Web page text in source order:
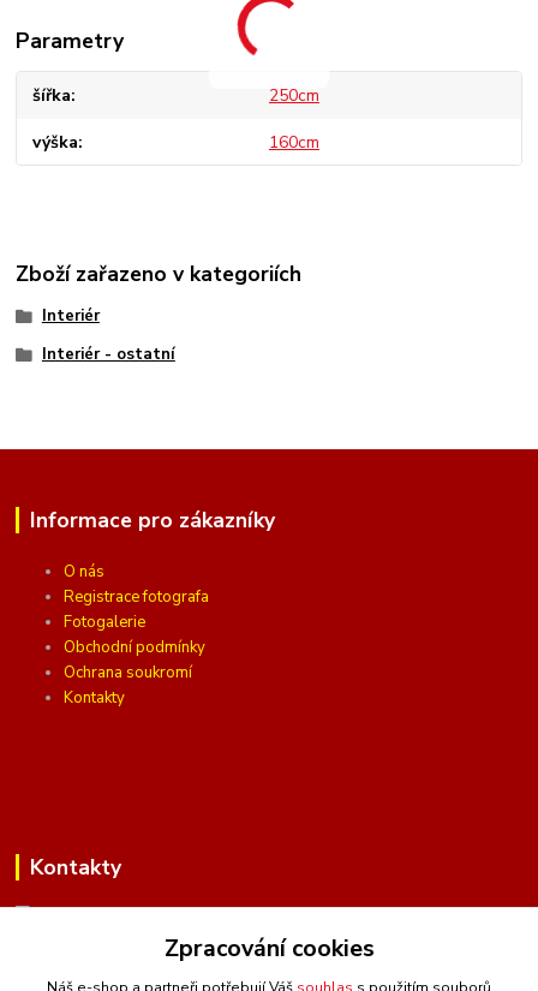
Parametry
šířka 250cm
výška 160cm
Zboží zařazeno v kategoriích
Interiér
Interiér - ostatní
Informace pro zákazníky
O nás
Registrace fotografa
Fotogalerie
Obchodní podmínky
Ochrana soukromí
Kontakty
Kontakty
(Po-Pá, 10 - 16 hod.)
Zpracování cookies